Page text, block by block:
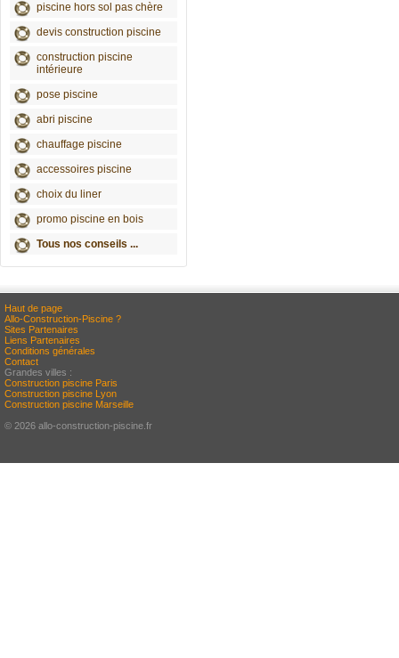
piscine hors sol pas chère
devis construction piscine
construction piscine
intérieure
pose piscine
abri piscine
chauffage piscine
accessoires piscine
choix du liner
promo piscine en bois
Tous nos conseils ...
Haut de page
Allo-Construction-Piscine ?
Sites Partenaires
Liens Partenaires
Conditions générales
Contact
Grandes villes :
Construction piscine Paris
Construction piscine Lyon
Construction piscine Marseille
© 2026 allo-construction-piscine.fr